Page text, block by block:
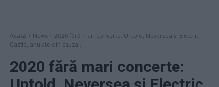
Acasă News
2020 fără mari concerte: Untold, Neversea și Electric
Castle, anulate din cauza...
2020 fără mari concerte: